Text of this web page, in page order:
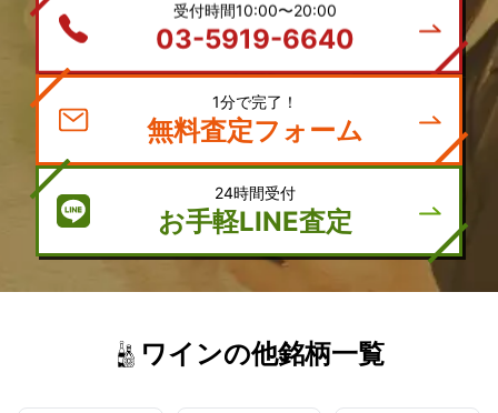
受付時間10:00〜20:00
03-5919-6640
1分で完了！
無料査定フォーム
24時間受付
お手軽LINE査定
ワインの他銘柄一覧